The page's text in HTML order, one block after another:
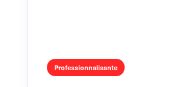
Professionnalisante